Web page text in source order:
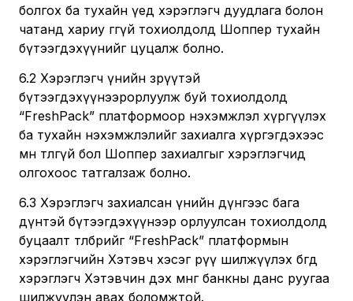
болгох ба тухайн үед хэрэглэгч дуудлага болон
чатанд хариу өгөөгүй тохиолдолд Шоппер тухайн
бүтээгдэхүүнийг цуцалж болно.
6.2 Хэрэглэгч үнийн зөрүүтэй
бүтээгдэхүүнээрорлуулж буй тохиолдолд
“FreshPack” платформоор нэхэмжлэл хүргүүлэх
ба тухайн нэхэмжлэлийг захиалга хүргэгдэхээс
өмнө төлөөгүй бол Шоппер захиалгыг хэрэглэгчид
олгохоос татгалзаж болно.
6.3 Хэрэглэгч захиалсан үнийн дүнгээс бага
дүнтэй бүтээгдэхүүнээр орлуулсан тохиолдолд
буцаалт төлбөрийг “FreshPack” платформын
хэрэглэгчийн Хэтэвч хэсэг рүү шилжүүлэх бөгөөд
хэрэглэгч Хэтэвчин дэх мөнгөө банкны данс руугаа
шилжүүлэн авах боломжтой.